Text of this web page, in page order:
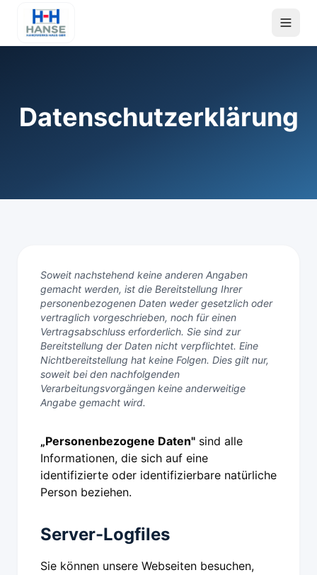
Datenschutzerklärung
Soweit nachstehend keine anderen Angaben
gemacht werden, ist die Bereitstellung Ihrer
personenbezogenen Daten weder gesetzlich oder
vertraglich vorgeschrieben, noch für einen
Vertragsabschluss erforderlich. Sie sind zur
Bereitstellung der Daten nicht verpflichtet. Eine
Nichtbereitstellung hat keine Folgen. Dies gilt nur,
soweit bei den nachfolgenden
Verarbeitungsvorgängen keine anderweitige
Angabe gemacht wird.
„Personenbezogene Daten" sind alle
Informationen, die sich auf eine
identifizierte oder identifizierbare natürliche
Person beziehen.
Server-Logfiles
Sie können unsere Webseiten besuchen,